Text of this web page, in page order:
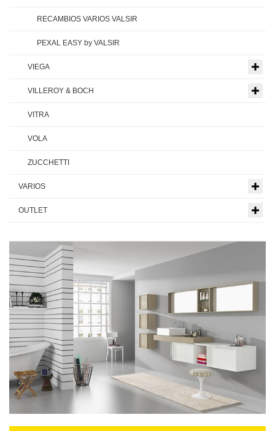
RECAMBIOS VARIOS VALSIR
PEXAL EASY by VALSIR
VIEGA
VILLEROY & BOCH
VITRA
VOLA
ZUCCHETTI
VARIOS
OUTLET